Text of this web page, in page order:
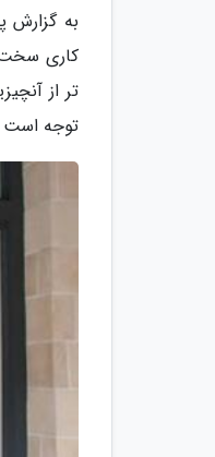
به گزارش
کاری سخت
تر از
توجه است